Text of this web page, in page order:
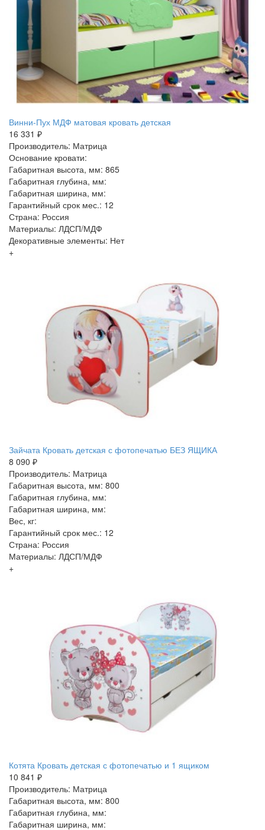
Винни-Пух МДФ матовая кровать детская
16 331 ₽
Производитель: Матрица
Основание кровати:
Габаритная высота, мм: 865
Габаритная глубина, мм:
Габаритная ширина, мм:
Гарантийный срок мес.: 12
Страна: Россия
Материалы: ЛДСП/МДФ
Декоративные элементы: Нет
+
Зайчата Кровать детская с фотопечатью БЕЗ ЯЩИКА
8 090 ₽
Производитель: Матрица
Габаритная высота, мм: 800
Габаритная глубина, мм:
Габаритная ширина, мм:
Вес, кг:
Гарантийный срок мес.: 12
Страна: Россия
Материалы: ЛДСП/МДФ
+
Котята Кровать детская с фотопечатью и 1 ящиком
10 841 ₽
Производитель: Матрица
Габаритная высота, мм: 800
Габаритная глубина, мм:
Габаритная ширина, мм: